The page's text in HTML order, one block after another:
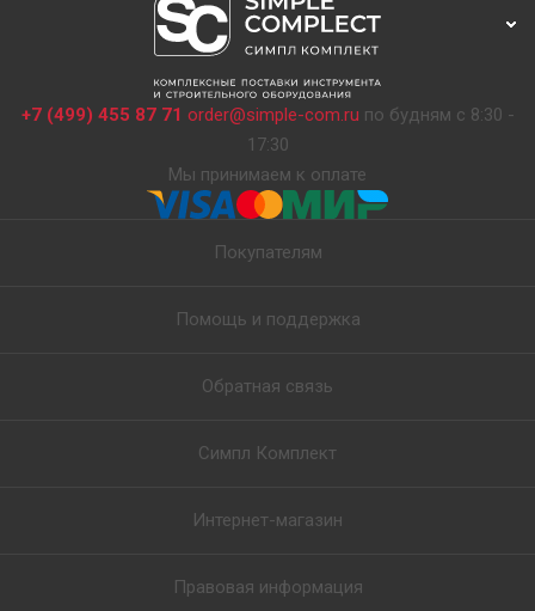
+7 (499) 455 87 71 order@simple-com.ru по будням с 8:30 -
17:30
Мы принимаем к оплате
Покупателям
Помощь и поддержка
Обратная связь
Симпл Комплект
Интернет-магазин
Правовая информация